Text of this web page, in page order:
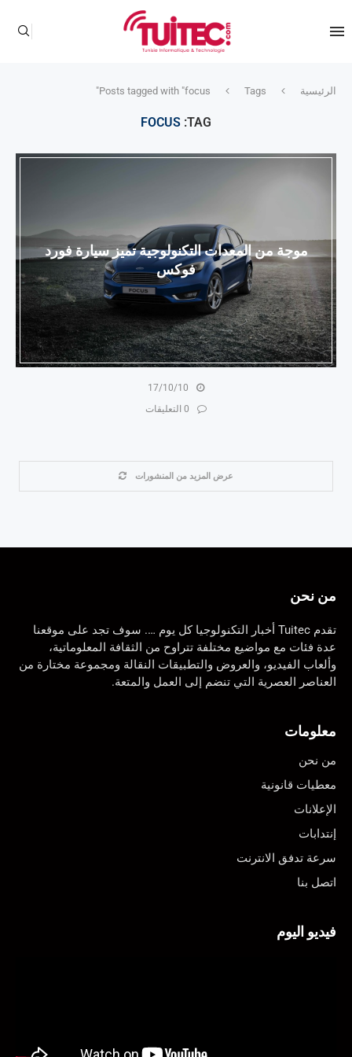
الرئيسية Tags
Posts tagged with "focus"
TAG:
FOCUS
موجة من المعدات التكنولوجية تميز سيارة فورد
فوكس
17/10/10
0 التعليقات
عرض المزيد من المنشورات
من نحن
تقدم Tuitec أخبار التكنولوجيا كل يوم …. سوف تجد على موقعنا
عدة فئات مع مواضيع مختلفة تتراوح من الثقافة المعلوماتية،
وألعاب الفيديو، والعروض والتطبيقات النقالة ومجموعة مختارة من
العناصر العصرية التي تنضم إلى العمل والمتعة.
معلومات
من نحن
معطيات قانونية
الإعلانات
إنتدابات
سرعة تدفق الانترنت
اتصل بنا
فيديو اليوم